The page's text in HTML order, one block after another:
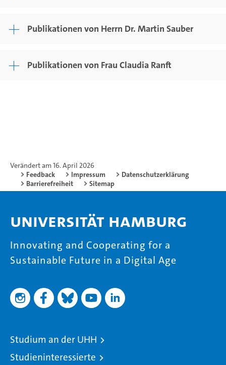
Publikationen von Herrn Dr. Martin Sauber
Publikationen von Frau Claudia Ranft
Verändert am 16. April 2026
Feedback
Impressum
Datenschutzerklärung
Barrierefreiheit
Sitemap
Universität Hamburg
Innovating and Cooperating for a
Sustainable Future in a Digital Age
Studium an der UHH
Studieninteressierte